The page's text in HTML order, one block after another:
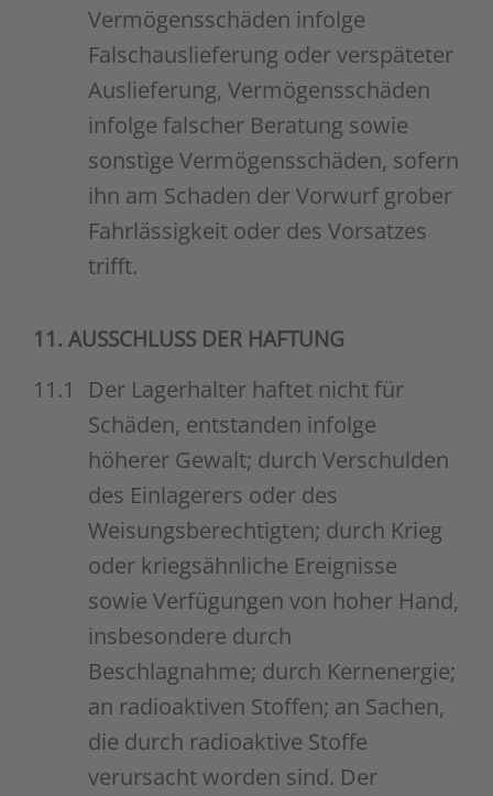
Vermögensschäden infolge
Falschauslieferung oder verspäteter
Auslieferung, Vermögensschäden
infolge falscher Beratung sowie
sonstige Vermögensschäden, sofern
ihn am Schaden der Vorwurf grober
Fahrlässigkeit oder des Vorsatzes
trifft.
11. AUSSCHLUSS DER HAFTUNG
11.1
Der Lagerhalter haftet nicht für
Schäden, entstanden infolge
höherer Gewalt; durch Verschulden
des Einlagerers oder des
Weisungsberechtigten; durch Krieg
oder kriegsähnliche Ereignisse
sowie Verfügungen von hoher Hand,
insbesondere durch
Beschlagnahme; durch Kernenergie;
an radioaktiven Stoffen; an Sachen,
die durch radioaktive Stoffe
verursacht worden sind. Der